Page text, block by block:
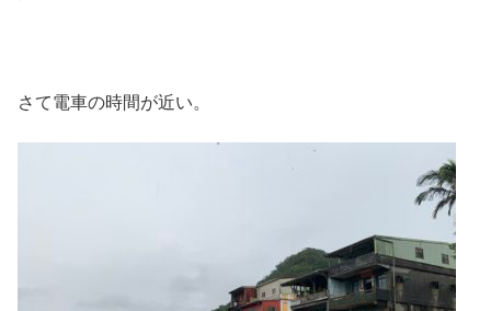
さて電車の時間が近い。